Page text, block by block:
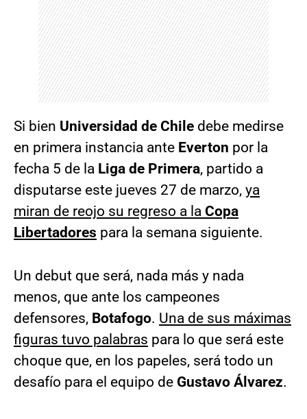
Si bien Universidad de Chile debe medirse
en primera instancia ante Everton por la
fecha 5 de la Liga de Primera, partido a
disputarse este jueves 27 de marzo, ya
miran de reojo su regreso a la Copa
Libertadores para la semana siguiente.
Un debut que será, nada más y nada
menos, que ante los campeones
defensores, Botafogo. Una de sus máximas
figuras tuvo palabras para lo que será este
choque que, en los papeles, será todo un
desafío para el equipo de Gustavo Álvarez.